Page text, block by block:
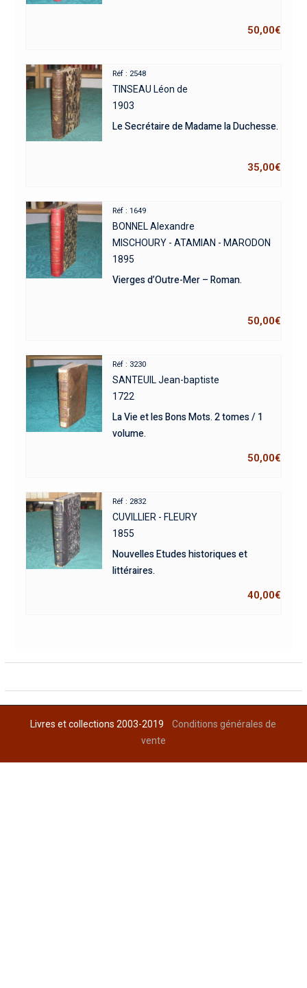
50,00€
Réf : 2548
TINSEAU Léon de
1903
Le Secrétaire de Madame la Duchesse.
35,00€
Réf : 1649
BONNEL Alexandre
MISCHOURY - ATAMIAN - MARODON
1895
Vierges d’Outre-Mer – Roman.
50,00€
Réf : 3230
SANTEUIL Jean-baptiste
1722
La Vie et les Bons Mots. 2 tomes / 1
volume.
50,00€
Réf : 2832
CUVILLIER - FLEURY
1855
Nouvelles Etudes historiques et
littéraires.
40,00€
Livres et collections 2003-2019Conditions générales de
vente